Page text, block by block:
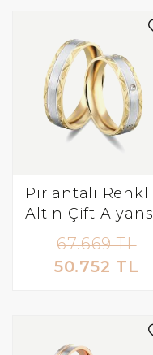
Pırlantalı Renkli
Altın Çift Alyans
67.669 TL
50.752 TL